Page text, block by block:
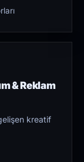
& Reklam
kreatif